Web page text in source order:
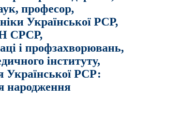
професор,
Української РСР,
СРСР,
і профзахворювань,
інституту,
Української РСР:
народження